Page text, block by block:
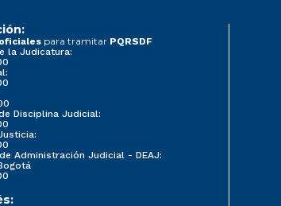
para tramitar PQRSDF
la Judicatura:
Disciplina Judicial:
Administración Judicial - DEAJ: